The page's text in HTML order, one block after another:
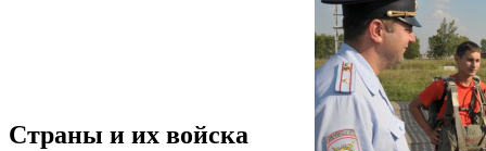
Страны и их войска